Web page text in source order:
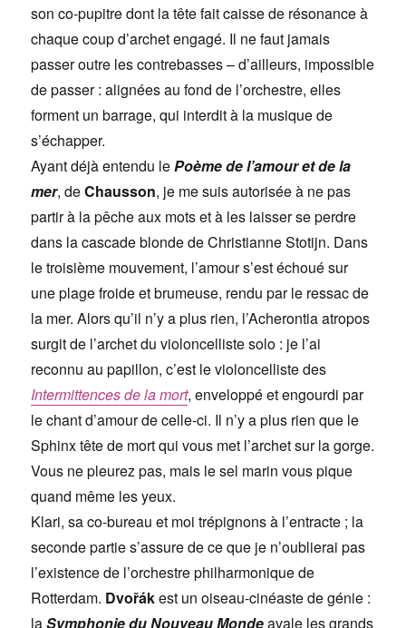
son co-pupitre dont la tête fait caisse de résonance à
chaque coup d’archet engagé. Il ne faut jamais
passer outre les contrebasses – d’ailleurs, impossible
de passer : alignées au fond de l’orchestre, elles
forment un barrage, qui interdit à la musique de
s’échapper.
Ayant déjà entendu lePoème de l’amour et de la
mer, deChausson, je me suis autorisée à ne pas
partir à la pêche aux mots et à les laisser se perdre
dans la cascade blonde de Christianne Stotijn. Dans
le troisième mouvement, l’amour s’est échoué sur
une plage froide et brumeuse, rendu par le ressac de
la mer. Alors qu’il n’y a plus rien, l’Acherontia atropos
surgit de l’archet du violoncelliste solo : je l’ai
reconnu au papillon, c’est le violoncelliste des
Intermittences de la mort, enveloppé et engourdi par
le chant d’amour de celle-ci. Il n’y a plus rien que le
Sphinx tête de mort qui vous met l’archet sur la gorge.
Vous ne pleurez pas, mais le sel marin vous pique
quand même les yeux.
Klari, sa co-bureau et moi trépignons à l’entracte ; la
seconde partie s’assure de ce que je n’oublierai pas
l’existence de l’orchestre philharmonique de
Rotterdam. Dvořákest un oiseau-cinéaste de génie :
laSymphonie du Nouveau Mondeavale les grands